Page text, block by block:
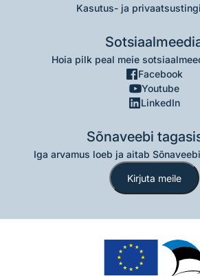
Kasutus- ja
Hoia pilk peal meie
Facebook
Youtube
LinkedIn
Sõnaveebi
Iga arvamus loeb ja aitab
Kirjuta meile